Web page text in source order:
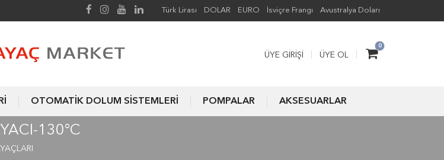
Türk Lirası DOLAR EURO İsviçre Frangı Avustralya Doları
0
ÜYE GIRIŞI ÜYE OL
OTOMATİK DOLUM SİSTEMLERİ POMPALAR AKSESUARLAR
130°C